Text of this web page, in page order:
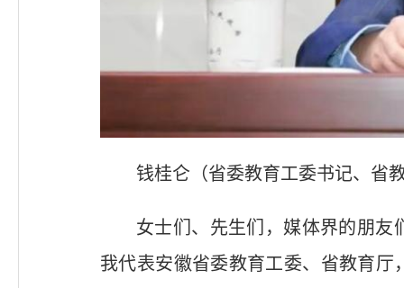
钱桂仑（省委教育工委书记、省
女士们、先生们，媒体界的朋友
我代表安徽省委教育工委、省教育